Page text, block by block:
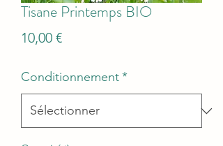
Tisane Printemps BIO
10,00 €Prix
Conditionnement*